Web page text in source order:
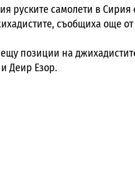
руските самолети в
съобщиха още
позиции на
Деир Езор.